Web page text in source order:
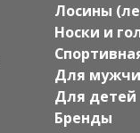
Лосины
Носки и
Для
Для детей
Бренды